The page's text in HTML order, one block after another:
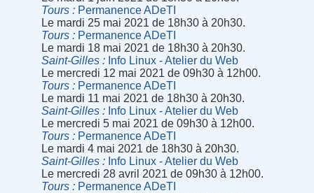
Tours
Permanence ADeTI
Le mardi 25 mai 2021 de 18h30 à 20h30.
Tours
Permanence ADeTI
Le mardi 18 mai 2021 de 18h30 à 20h30.
Saint-Gilles
Info Linux - Atelier du Web
Le mercredi 12 mai 2021 de 09h30 à 12h00.
Tours
Permanence ADeTI
Le mardi 11 mai 2021 de 18h30 à 20h30.
Saint-Gilles
Info Linux - Atelier du Web
Le mercredi 5 mai 2021 de 09h30 à 12h00.
Tours
Permanence ADeTI
Le mardi 4 mai 2021 de 18h30 à 20h30.
Saint-Gilles
Info Linux - Atelier du Web
Le mercredi 28 avril 2021 de 09h30 à 12h00.
Tours
Permanence ADeTI